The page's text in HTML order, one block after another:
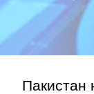
Пакистан
Правила »